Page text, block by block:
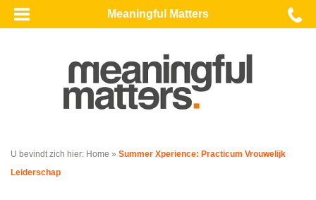
Meaningful Matters
U bevindt zich hier: Home » Summer Xperience: Practicum Vrouwelijk
Leiderschap